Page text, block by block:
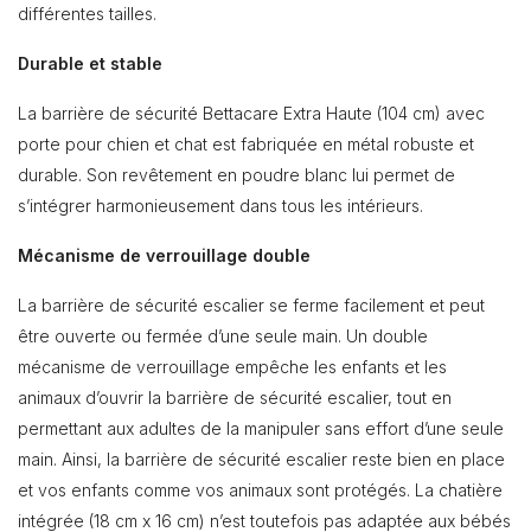
différentes tailles.
Durable et stable
La barrière de sécurité Bettacare Extra Haute (104 cm) avec
porte pour chien et chat est fabriquée en métal robuste et
durable. Son revêtement en poudre blanc lui permet de
s’intégrer harmonieusement dans tous les intérieurs.
Mécanisme de verrouillage double
La barrière de sécurité escalier se ferme facilement et peut
être ouverte ou fermée d’une seule main. Un double
mécanisme de verrouillage empêche les enfants et les
animaux d’ouvrir la barrière de sécurité escalier, tout en
permettant aux adultes de la manipuler sans effort d’une seule
main. Ainsi, la barrière de sécurité escalier reste bien en place
et vos enfants comme vos animaux sont protégés. La chatière
intégrée (18 cm x 16 cm) n’est toutefois pas adaptée aux bébés